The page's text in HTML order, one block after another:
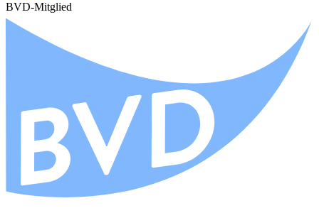
BVD-Mitglied